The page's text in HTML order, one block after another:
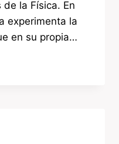
la Física. En
experimenta la
en su propia…